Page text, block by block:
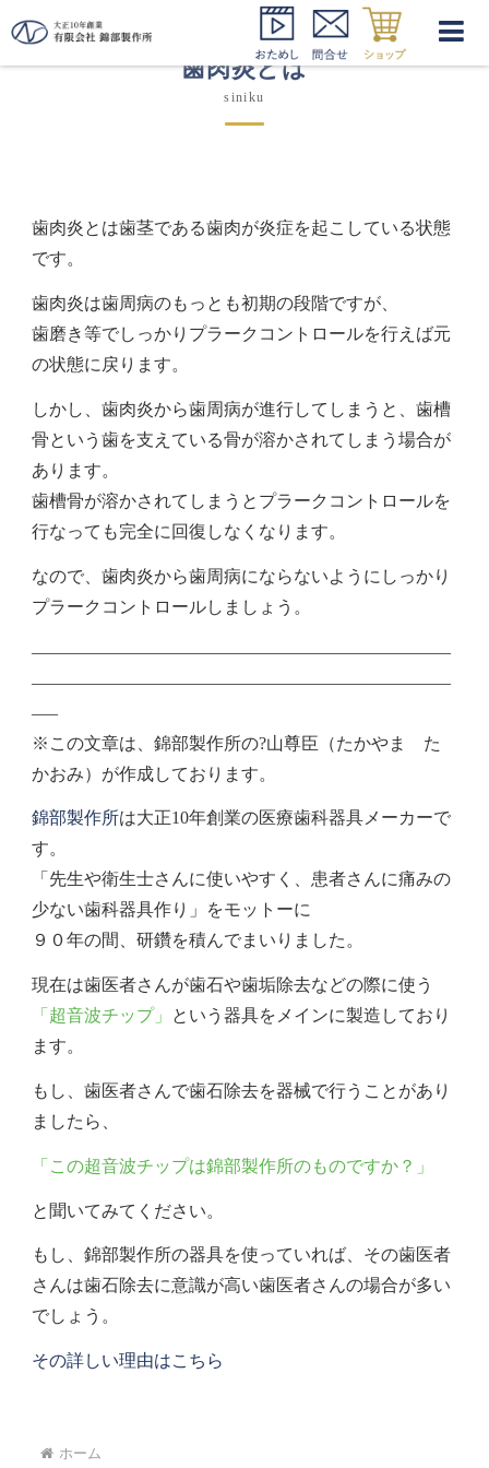
歯肉炎とは
siniku
歯肉炎とは歯茎である歯肉が炎症を起こしている状態
です。
歯肉炎は歯周病のもっとも初期の段階ですが、
歯磨き等でしっかりプラークコントロールを行えば元
の状態に戻ります。
しかし、歯肉炎から歯周病が進行してしまうと、歯槽
骨という歯を支えている骨が溶かされてしまう場合が
あります。
歯槽骨が溶かされてしまうとプラークコントロールを
行なっても完全に回復しなくなります。
なので、歯肉炎から歯周病にならないようにしっかり
プラークコントロールしましょう。
————————————————————————
————————————————————————
—–
※この文章は、錦部製作所の?山尊臣（たかやま た
かおみ）が作成しております。
錦部製作所は大正10年創業の医療歯科器具メーカーで
す。
「先生や衛生士さんに使いやすく、患者さんに痛みの
少ない歯科器具作り」をモットーに
９０年の間、研鑽を積んでまいりました。
現在は歯医者さんが歯石や歯垢除去などの際に使う
「超音波チップ」
という器具をメインに製造しており
ます。
もし、歯医者さんで歯石除去を器械で行うことがあり
ましたら、
「この超音波チップは錦部製作所のものですか？」
と聞いてみてください。
もし、錦部製作所の器具を使っていれば、その歯医者
さんは歯石除去に意識が高い歯医者さんの場合が多い
でしょう。
その詳しい理由はこちら
ホーム